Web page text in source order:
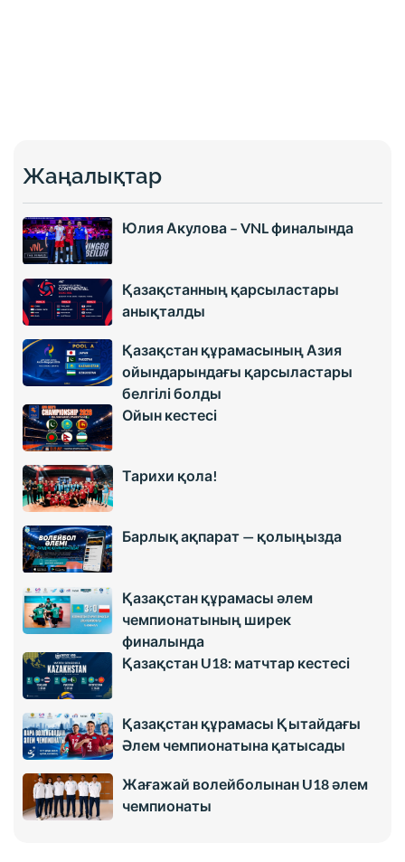
Жаңалықтар
Юлия Акулова – VNL финалында
Қазақстанның қарсыластары
анықталды
Қазақстан құрамасының Азия
ойындарындағы қарсыластары
белгілі болды
Ойын кестесі
Тарихи қола!
Барлық ақпарат — қолыңызда
Қазақстан құрамасы әлем
чемпионатының ширек
финалында
Қазақстан U18: матчтар кестесі
Қазақстан құрамасы Қытайдағы
Әлем чемпионатына қатысады
Жағажай волейболынан U18 әлем
чемпионаты